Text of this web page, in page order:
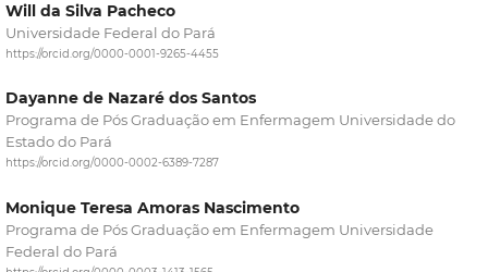
Will da Silva Pacheco
Universidade Federal do Pará
https://orcid.org/0000-0001-9265-4455
Dayanne de Nazaré dos Santos
Programa de Pós Graduação em Enfermagem Universidade do
Estado do Pará
https://orcid.org/0000-0002-6389-7287
Monique Teresa Amoras Nascimento
Programa de Pós Graduação em Enfermagem Universidade
Federal do Pará